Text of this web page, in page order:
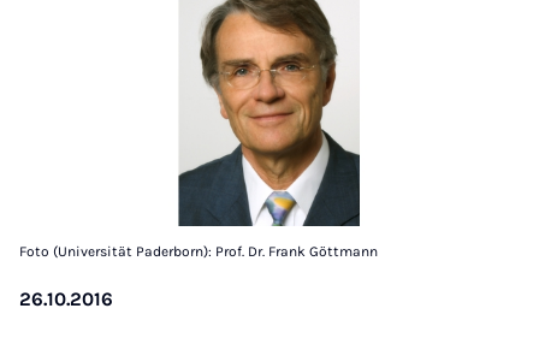
Foto (Universität Paderborn): Prof. Dr. Frank Göttmann
26.10.2016